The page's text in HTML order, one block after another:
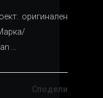
оригинален
...
Сподели